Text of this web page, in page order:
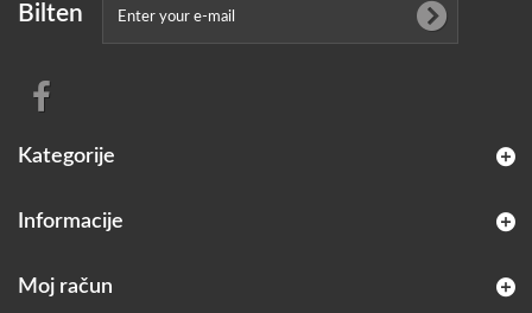
Bilten
Kategorije
Informacije
Moj račun